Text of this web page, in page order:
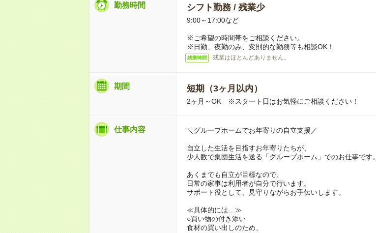
勤務時間 シフト勤務 / 残業少
9:00～17:00など
※ご希望の時間帯をご相談ください。
※日勤、夜勤のみ、変則的な勤務等も相談OK！
残業時間 残業はほとんどありません。
期間 短期（3ヶ月以内）
2ヶ月～OK ※スタート日はお気軽にご相談ください！
仕事内容 ＼グループホームでお年寄りの自立支援／
自立した生活を目指すお年寄りたちが、
少人数で集団生活を送る「グループホーム」でのお仕事です。
あくまでも自立が目標なので、
日常の家事は利用者が自分で行います。
サポート役として、見守りながらお手伝いします。
≪具体的には…≫
○買い物の付き添い
食材の買い出しのため、